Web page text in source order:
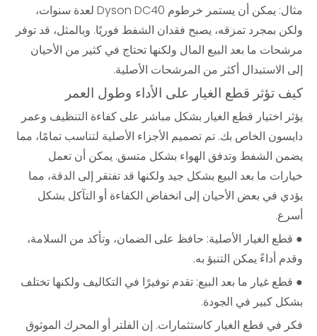
مثال: يمكن أن يستمر خرطوم Dyson DC40 لعدة سنوات،
ولكن بمجرد تمزقه، يصبح فقدان الشفط فوريًا. وبالمثل، قد توفر
مرشحات ما بعد البيع المال ولكنها تحتاج في كثير من الأحيان
إلى الاستبدال أكثر من المرشحات الأصلية.
كيف تؤثر قطع الغيار على الأداء وطول العمر
يؤثر اختيار قطع الغيار بشكل مباشر على كفاءة التنظيف وعمر
دايسون الخاص بك. تم تصميم الأجزاء الأصلية لتناسب تمامًا، مما
يضمن الشفط وتدفق الهواء بشكل متسق. يمكن أن تعمل
خيارات ما بعد البيع بشكل جيد ولكنها قد تفتقر إلى الدقة، مما
يؤدي في بعض الأحيان إلى انخفاض الكفاءة أو التآكل بشكل
أسرع.
● قطع الغيار الأصلية: حافظ على الضمان، وتأكد من السلامة،
وقدم أداءً يمكن التنبؤ به.
● قطع غيار ما بعد البيع: تقدم توفيرًا في التكاليف ولكنها تختلف
بشكل كبير في الجودة.
فكر في قطع الغيار كاستثمارات. إن الفلتر أو المحرك الموثوق